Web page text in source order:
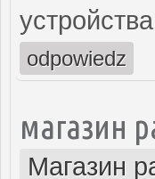
odpowiedz
магазин
Магазин